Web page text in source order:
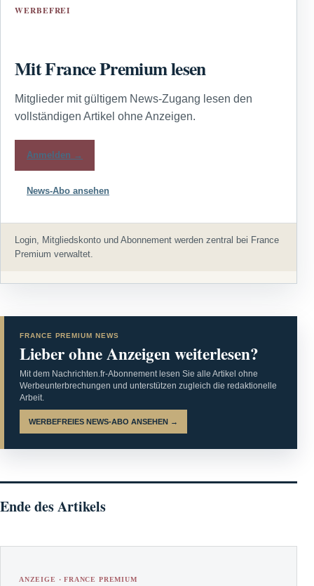
WERBEFREI
Mit France Premium lesen
Mitglieder mit gültigem News-Zugang lesen den
vollständigen Artikel ohne Anzeigen.
Anmelden →
News-Abo ansehen
Login, Mitgliedskonto und Abonnement werden zentral bei France
Premium verwaltet.
FRANCE PREMIUM NEWS
Lieber ohne Anzeigen weiterlesen?
Mit dem Nachrichten.fr-Abonnement lesen Sie alle Artikel ohne
Werbeunterbrechungen und unterstützen zugleich die redaktionelle
Arbeit.
WERBEFREIES NEWS-ABO ANSEHEN →
Ende des Artikels
ANZEIGE · FRANCE PREMIUM